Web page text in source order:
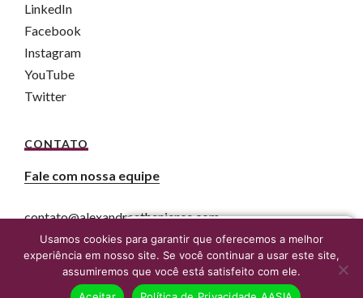
LinkedIn
Facebook
Instagram
YouTube
Twitter
CONTATO
Fale com nossa equipe
contato@alexandreatheniense.com
Usamos cookies para garantir que oferecemos a melhor
experiência em nosso site. Se você continuar a usar este site,
assumiremos que você está satisfeito com ele.
Fale agora com um advogado online